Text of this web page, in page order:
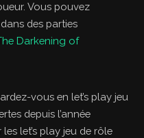
Vous pouvez
des parties
Darkening of
vous en let’s play jeu
depuis l’année
let’s play jeu de rôle